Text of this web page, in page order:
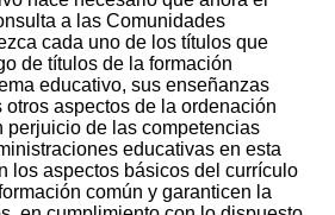
a las Comunidades
cada uno de los títulos que
de títulos de la formación
educativo, sus enseñanzas
aspectos de la ordenación
perjuicio de las competencias
educativas en esta
los aspectos básicos del currículo
común y garanticen la